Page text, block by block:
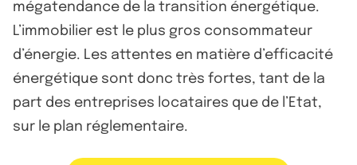
mégatendance de la transition énergétique.
L’immobilier est le plus gros consommateur
d’énergie. Les attentes en matière d’efficacité
énergétique sont donc très fortes, tant de la
part des entreprises locataires que de l’Etat,
sur le plan réglementaire.